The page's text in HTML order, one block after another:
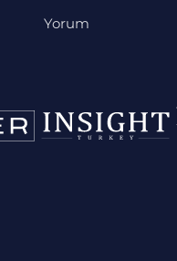
Yorum